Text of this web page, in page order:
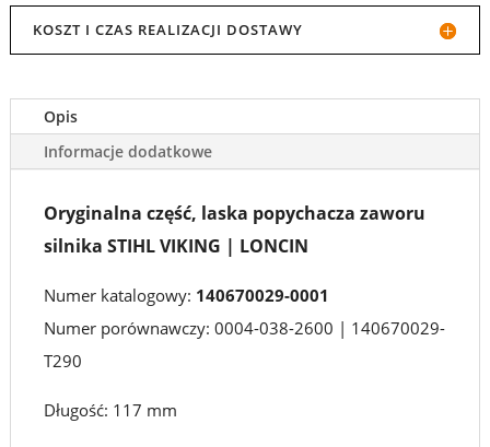
POPYCHACZA
ZAWORU
SILNIKA
STIHL
|
VIKING
STIGA
KOSZT I CZAS REALIZACJI DOSTAWY
Opis
Informacje dodatkowe
Oryginalna część, laska popychacza zaworu
silnika STIHL VIKING | LONCIN
Numer katalogowy: 140670029-0001
Numer porównawczy: 0004-038-2600 | 140670029-
T290
Długość: 117 mm